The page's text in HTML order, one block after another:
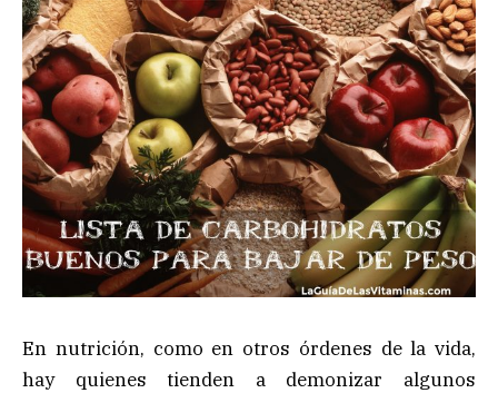
En nutrición, como en otros órdenes de la vida,
hay quienes tienden a demonizar algunos